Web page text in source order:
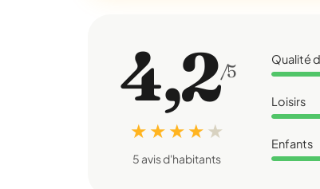
4,2/5
★ ★ ★ ★ ★
5 avis d'habitants
Qualité
Loisirs
Enfants